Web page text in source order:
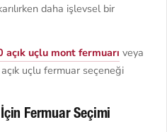
daha işlevsel bir
uçlu mont fermuarı veya
uçlu fermuar seçeneği
Fermuar Seçimi